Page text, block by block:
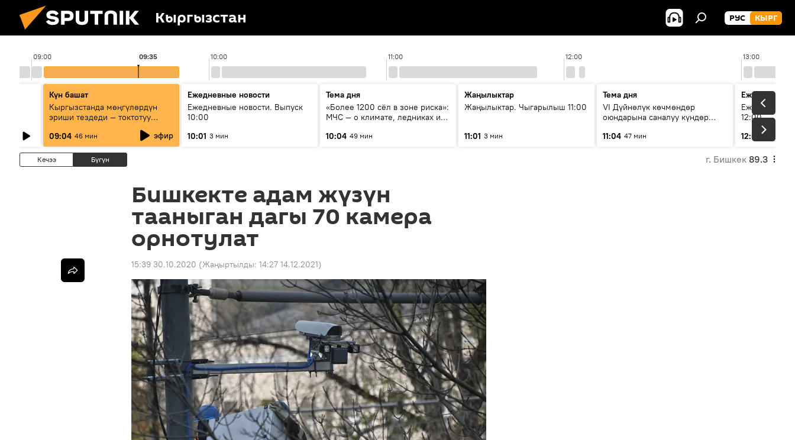
Кыргызстан РУС КЫРГ
09:00 10:00 11:00 12:00 13:00
09:35
Күн башат
Кыргызстанда мөңгүлөрдүн
эриши тездеди — токтотуу
09:04 46 мин эфир
Ежедневные новости
Ежедневные новости. Выпуск
10:00
10:01 3 мин
Тема дня
«Более 1200 сёл в зоне риска»:
МЧС — о климате, ледниках и
населения
10:04 49 мин
Жаңылыктар
Жаңылыктар. Чыгарылыш 11:00
11:01 3 мин
Тема дня
VI Дүйнөлүк көчмөндөр
оюндарына саналуу күндөр
этапка жетти?
11:04 47 мин
Ежедневные
Ежедневные
12:00
12:01
3 мин
Кечээ Бүгүн г. Бишкек 89.3
Бишкекте адам жүзүн
тааныган дагы 70 камера
орнотулат
15:39 30.10.2020 (Жаңыртылды: 14:27 14.12.2021)